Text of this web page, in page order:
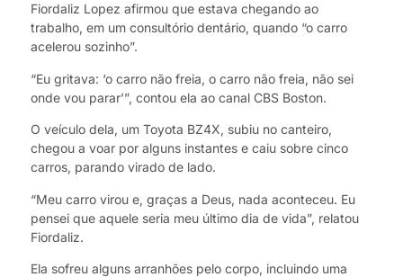
Fiordaliz Lopez afirmou que estava chegando ao
trabalho, em um consultório dentário, quando “o carro
acelerou sozinho”.
“Eu gritava: ‘o carro não freia, o carro não freia, não sei
onde vou parar’”, contou ela ao canal CBS Boston.
O veículo dela, um Toyota BZ4X, subiu no canteiro,
chegou a voar por alguns instantes e caiu sobre cinco
carros, parando virado de lado.
“Meu carro virou e, graças a Deus, nada aconteceu. Eu
pensei que aquele seria meu último dia de vida”, relatou
Fiordaliz.
Ela sofreu alguns arranhões pelo corpo, incluindo uma